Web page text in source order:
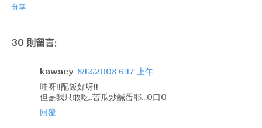
分享
30 則留言:
kawaey 8/12/2008 6:17 上午
哇呀!!配飯好呀!!
但是我只敢吃..苦瓜炒鹹蛋耶...0口0
回覆